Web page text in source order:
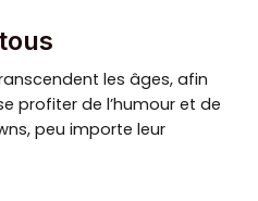
les âges, afin
profiter de l’humour et de
peu importe leur